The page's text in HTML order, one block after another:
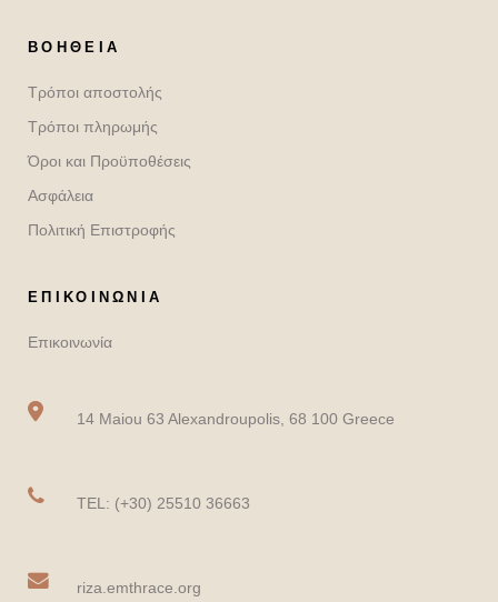
ΒΟΉΘΕΙΑ
Τρόποι αποστολής
Τρόποι πληρωμής
Όροι και Προϋποθέσεις
Ασφάλεια
Πολιτική Επιστροφής
ΕΠΙΚΟΙΝΩΝΙΑ
Επικοινωνία
14 Maiou 63 Alexandroupolis, 68 100 Greece
TEL: (+30) 25510 36663
riza.emthrace.org